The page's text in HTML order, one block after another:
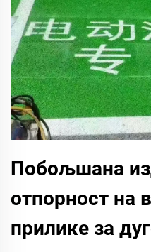
Побољшана
отпорност на
прилике за